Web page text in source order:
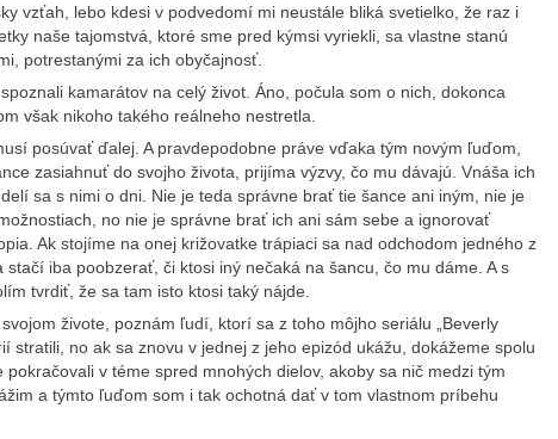
vzťah, lebo kdesi v podvedomí mi neustále bliká svetielko, že raz i
naše tajomstvá, ktoré sme pred kýmsi vyriekli, sa vlastne stanú
potrestanými za ich obyčajnosť.
kamarátov na celý život. Áno, počula som o nich, dokonca
však nikoho takého reálneho nestretla.
posúvať ďalej. A pravdepodobne práve vďaka tým novým ľuďom,
zasiahnuť do svojho života, prijíma výzvy, čo mu dávajú. Vnáša ich
sa s nimi o dni. Nie je teda správne brať tie šance ani iným, nie je
no nie je správne brať ich ani sám sebe a ignorovať
Ak stojíme na onej križovatke trápiaci sa nad odchodom jedného z
stačí iba poobzerať, či ktosi iný nečaká na šancu, čo mu dáme. A s
tvrdiť, že sa tam isto ktosi taký nájde.
živote, poznám ľudí, ktorí sa z toho môjho seriálu „Beverly
stratili, no ak sa znovu v jednej z jeho epizód ukážu, dokážeme spolu
v téme spred mnohých dielov, akoby sa nič medzi tým
a týmto ľuďom som i tak ochotná dať v tom vlastnom príbehu